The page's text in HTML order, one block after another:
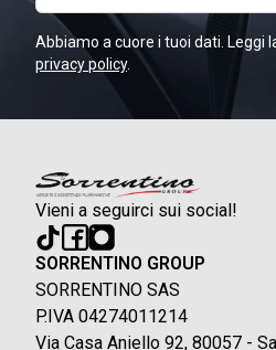
Abbiamo a cuore i tuoi dati. Leggi
privacy policy.
Vieni a seguirci sui social!
SORRENTINO GROUP
SORRENTINO SAS
P.IVA 04274011214
Via Casa Aniello 92, 80057 -